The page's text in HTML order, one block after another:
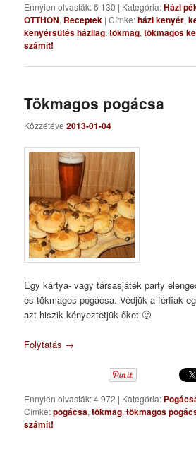
Ennyien olvasták: 6 130 | Kategória:Házi
OTTHON, Receptek |Címke:házi kenyér,
kenyérsütés házilag,tökmag,tökmagos
számít!
Tökmagos pogácsa
Közzétéve2013-01-04
Egy kártya- vagy társasjáték party
és tökmagos pogácsa. Védjük a férfiak
azt hiszik kényeztetjük őket 🙂
Folytatás →
Ennyien olvasták: 4 972 | Kategória:
Címke:pogácsa,tökmag,tökmagos
számít!